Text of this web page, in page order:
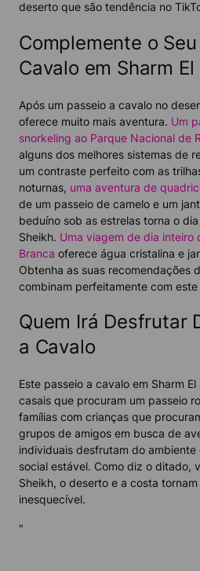
deserto que são tendência no
Complemente o
Cavalo em Sharm El
Após um passeio a cavalo no
oferece muito mais aventura. Um
snorkeling ao Parque Nacional de
alguns dos melhores sistemas de
um contraste perfeito com as
noturnas, uma aventura de
de um passeio de camelo e um
beduíno sob as estrelas torna o
Sheikh. Uma viagem de dia inteiro
Branca oferece água cristalina e
Obtenha as suas recomendações
combinam perfeitamente com este
Quem Irá Desfrutar
a Cavalo
Este passeio a cavalo em Sharm
casais que procuram um passeio
famílias com crianças que
grupos de amigos em busca de
individuais desfrutam do
social estável. Como diz o ditado,
Sheikh, o deserto e a costa
inesquecível.
"